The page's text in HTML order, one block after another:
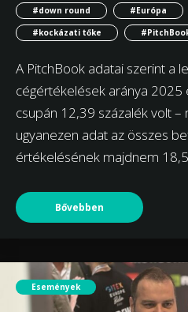
#down round #Európa
#kockázati tőke
A PitchBook adatai szerint a
cégértékelések aránya
csupán 12,39 százalék volt
ugyanezen adat az összes
értékelésének majdnem
Bővebben
Események